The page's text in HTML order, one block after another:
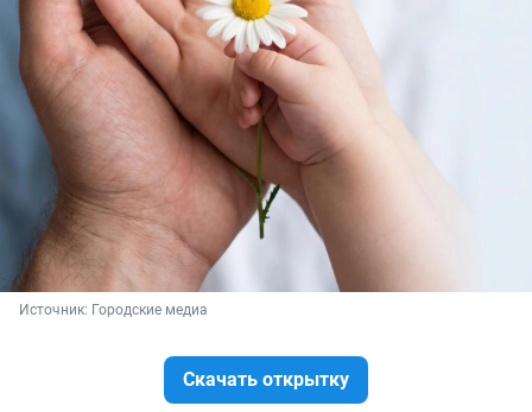
Источник: Городские медиа
Скачать открытку